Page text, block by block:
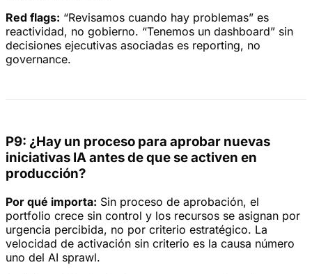
Red flags: “Revisamos cuando hay problemas” es
reactividad, no gobierno. “Tenemos un dashboard” sin
decisiones ejecutivas asociadas es reporting, no
governance.
P9: ¿Hay un proceso para aprobar nuevas
iniciativas IA antes de que se activen en
producción?
Por qué importa: Sin proceso de aprobación, el
portfolio crece sin control y los recursos se asignan por
urgencia percibida, no por criterio estratégico. La
velocidad de activación sin criterio es la causa número
uno del AI sprawl.